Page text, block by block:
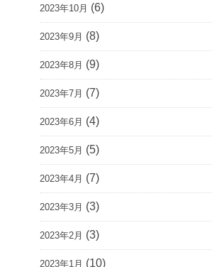
2023年10月 (6)
2023年9月 (8)
2023年8月 (9)
2023年7月 (7)
2023年6月 (4)
2023年5月 (5)
2023年4月 (7)
2023年3月 (3)
2023年2月 (3)
2023年1月 (10)